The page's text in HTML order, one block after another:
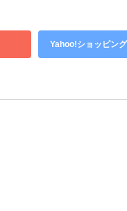
Yahoo!ショッピン